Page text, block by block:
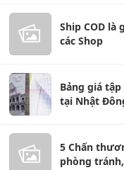
Ship COD là
các Shop
Bảng giá
tại Nhật
5 Chấn
phòng